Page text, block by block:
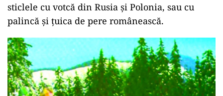
sticlele cu votcă din Rusia și Polonia, sau cu
palincă și țuica de pere românească.